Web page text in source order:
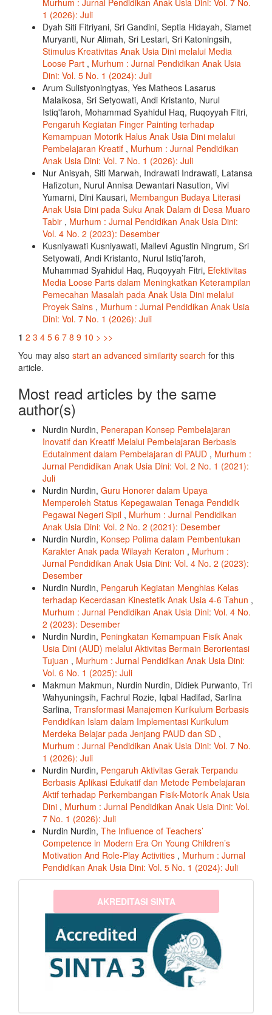
Murhum : Jurnal Pendidikan Anak Usia Dini: Vol. 7 No.
1 (2026): Juli
Dyah Siti Fitriyani, Sri Gandini, Septia Hidayah, Slamet
Muryanti, Nur Alimah, Sri Lestari, Sri Katoningsih,
Stimulus Kreativitas Anak Usia Dini melalui Media
Loose Part , Murhum : Jurnal Pendidikan Anak Usia
Dini: Vol. 5 No. 1 (2024): Juli
Arum Sulistyoningtyas, Yes Matheos Lasarus
Malaikosa, Sri Setyowati, Andi Kristanto, Nurul
Istiq'faroh, Mohammad Syahidul Haq, Ruqoyyah Fitri,
Pengaruh Kegiatan Finger Painting terhadap
Kemampuan Motorik Halus Anak Usia Dini melalui
Pembelajaran Kreatif , Murhum : Jurnal Pendidikan
Anak Usia Dini: Vol. 7 No. 1 (2026): Juli
Nur Anisyah, Siti Marwah, Indrawati Indrawati, Latansa
Hafizotun, Nurul Annisa Dewantari Nasution, Vivi
Yumarni, Dini Kausari, Membangun Budaya Literasi
Anak Usia Dini pada Suku Anak Dalam di Desa Muaro
Tabir , Murhum : Jurnal Pendidikan Anak Usia Dini:
Vol. 4 No. 2 (2023): Desember
Kusniyawati Kusniyawati, Mallevi Agustin Ningrum, Sri
Setyowati, Andi Kristanto, Nurul Istiq’faroh,
Muhammad Syahidul Haq, Ruqoyyah Fitri, Efektivitas
Media Loose Parts dalam Meningkatkan Keterampilan
Pemecahan Masalah pada Anak Usia Dini melalui
Proyek Sains , Murhum : Jurnal Pendidikan Anak Usia
Dini: Vol. 7 No. 1 (2026): Juli
1 2 3 4 5 6 7 8 9 10 > >>
You may also start an advanced similarity search for this
article.
Most read articles by the same
author(s)
Nurdin Nurdin, Penerapan Konsep Pembelajaran
Inovatif dan Kreatif Melalui Pembelajaran Berbasis
Edutainment dalam Pembelajaran di PAUD , Murhum :
Jurnal Pendidikan Anak Usia Dini: Vol. 2 No. 1 (2021):
Juli
Nurdin Nurdin, Guru Honorer dalam Upaya
Memperoleh Status Kepegawaian Tenaga Pendidik
Pegawai Negeri Sipil , Murhum : Jurnal Pendidikan
Anak Usia Dini: Vol. 2 No. 2 (2021): Desember
Nurdin Nurdin, Konsep Polima dalam Pembentukan
Karakter Anak pada Wilayah Keraton , Murhum :
Jurnal Pendidikan Anak Usia Dini: Vol. 4 No. 2 (2023):
Desember
Nurdin Nurdin, Pengaruh Kegiatan Menghias Kelas
terhadap Kecerdasan Kinestetik Anak Usia 4-6 Tahun ,
Murhum : Jurnal Pendidikan Anak Usia Dini: Vol. 4 No.
2 (2023): Desember
Nurdin Nurdin, Peningkatan Kemampuan Fisik Anak
Usia Dini (AUD) melalui Aktivitas Bermain Berorientasi
Tujuan , Murhum : Jurnal Pendidikan Anak Usia Dini:
Vol. 6 No. 1 (2025): Juli
Makmun Makmun, Nurdin Nurdin, Didiek Purwanto, Tri
Wahyuningsih, Fachrul Rozie, Iqbal Hadifad, Sarlina
Sarlina, Transformasi Manajemen Kurikulum Berbasis
Pendidikan Islam dalam Implementasi Kurikulum
Merdeka Belajar pada Jenjang PAUD dan SD ,
Murhum : Jurnal Pendidikan Anak Usia Dini: Vol. 7 No.
1 (2026): Juli
Nurdin Nurdin, Pengaruh Aktivitas Gerak Terpandu
Berbasis Aplikasi Edukatif dan Metode Pembelajaran
Aktif terhadap Perkembangan Fisik-Motorik Anak Usia
Dini , Murhum : Jurnal Pendidikan Anak Usia Dini: Vol.
7 No. 1 (2026): Juli
Nurdin Nurdin, The Influence of Teachers’
Competence in Modern Era On Young Children’s
Motivation And Role-Play Activities , Murhum : Jurnal
Pendidikan Anak Usia Dini: Vol. 5 No. 1 (2024): Juli
sinta3 AKREDITASI SINTA